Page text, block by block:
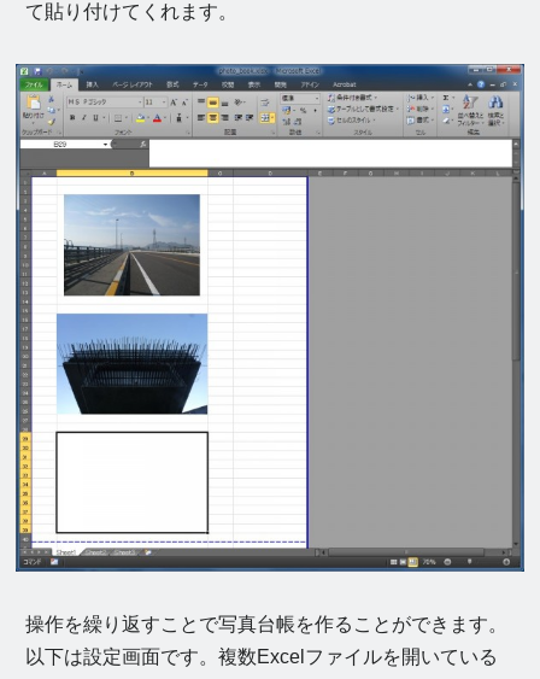
て貼り付けてくれます。
操作を繰り返すことで写真台帳を作ることができます。
以下は設定画面です。複数Excelファイルを開いている